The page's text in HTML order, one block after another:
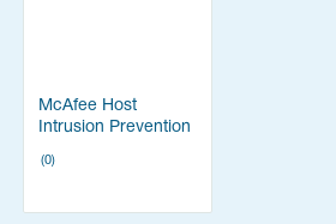
McAfee Host
Intrusion Prevention
ePO (Продление
поддержки на 1
(0)